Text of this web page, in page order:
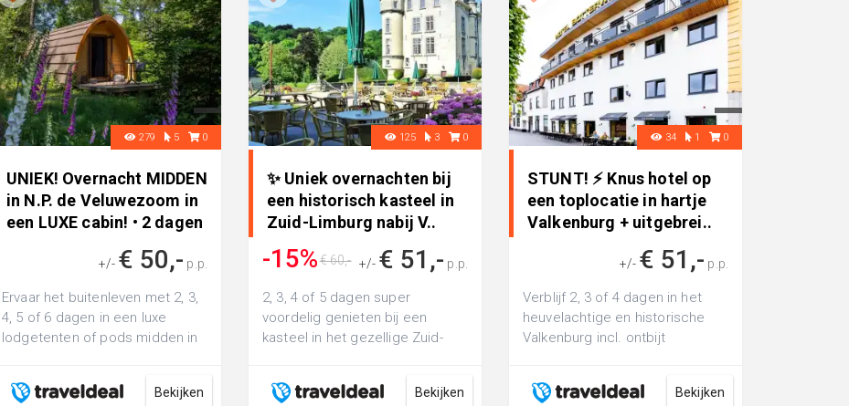
279 5 0
UNIEK! Overnacht MIDDEN
in N.P. de Veluwezoom in
een LUXE cabin! • 2 dagen
+/- € 50,- p.p.
Ervaar het buitenleven met 2, 3,
4, 5 of 6 dagen in een luxe
lodgetenten of pods midden in
Bekijken
125 3 0
✨ Uniek overnachten bij
een historisch kasteel in
Zuid-Limburg nabij V..
-15% +/- € 51,- p.p.
€ 60,-
2, 3, 4 of 5 dagen super
voordelig genieten bij een
kasteel in het gezellige Zuid-
Bekijken
34 1 0
STUNT! ⚡ Knus hotel op
een toplocatie in hartje
Valkenburg + uitgebrei..
+/- € 51,- p.p.
Verblijf 2, 3 of 4 dagen in het
heuvelachtige en historische
Valkenburg incl. ontbijt
Bekijken